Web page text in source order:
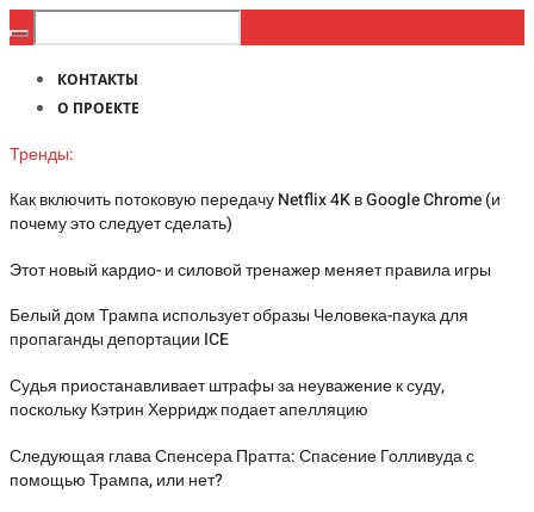
КОНТАКТЫ
О ПРОЕКТЕ
Тренды:
Как включить потоковую передачу Netflix 4K в Google Chrome (и
почему это следует сделать)
Этот новый кардио- и силовой тренажер меняет правила игры
Белый дом Трампа использует образы Человека-паука для
пропаганды депортации ICE
Судья приостанавливает штрафы за неуважение к суду,
поскольку Кэтрин Херридж подает апелляцию
Следующая глава Спенсера Пратта: Спасение Голливуда с
помощью Трампа, или нет?